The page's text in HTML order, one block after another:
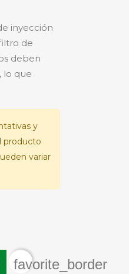
inyección
de
deben
lo que
y
producto
variar
favorite_border